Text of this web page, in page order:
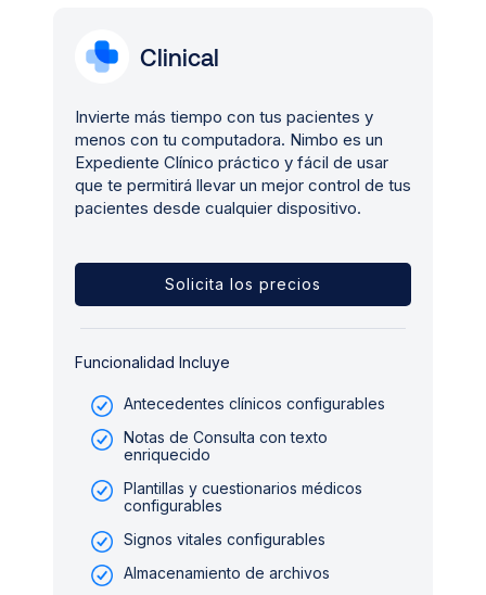
Clinical
Invierte más tiempo con tus pacientes y
menos con tu computadora. Nimbo es un
Expediente Clínico práctico y fácil de usar
que te permitirá llevar un mejor control de tus
pacientes desde cualquier dispositivo.
Solicita los precios
Funcionalidad Incluye
Antecedentes clínicos configurables
Notas de Consulta con texto
enriquecido
Plantillas y cuestionarios médicos
configurables
Signos vitales configurables
Almacenamiento de archivos